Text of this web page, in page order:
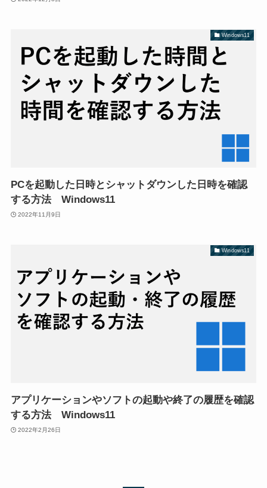
Windows11
PCを起動した日時とシャットダウンした日時を確認
する方法 Windows11
2022年11月9日
Windows11
アプリケーションやソフトの起動や終了の履歴を確認
する方法 Windows11
2022年2月26日